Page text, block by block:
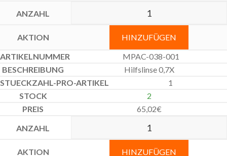
HINZUFÜGEN
MPAC-038-001
Hilfslinse 0,7X
1
2
65,02€
HINZUFÜGEN